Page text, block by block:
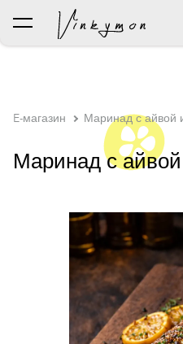
был добавлен в корзину.
E-магазин Маринад с айвой
Маринад с